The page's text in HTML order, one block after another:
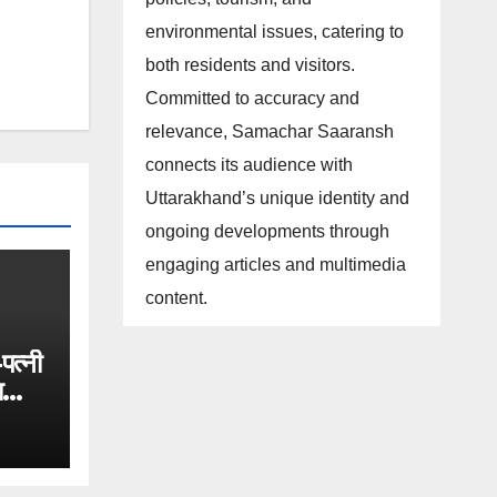
environmental issues, catering to
both residents and visitors.
Committed to accuracy and
relevance, Samachar Saaransh
connects its audience with
Uttarakhand’s unique identity and
ongoing developments through
engaging articles and multimedia
content.